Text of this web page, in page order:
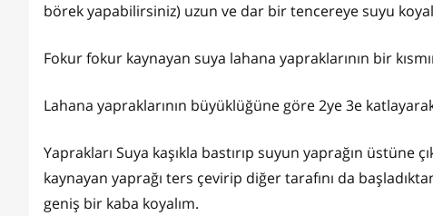
börek yapabilirsiniz) uzun ve dar bir tencereye suyu
Fokur fokur kaynayan suya lahana yapraklarının bir
Lahana yapraklarının büyüklüğüne göre 2ye 3e
Yaprakları Suya kaşıkla bastırıp suyun yaprağın üstüne
kaynayan yaprağı ters çevirip diğer tarafını da
geniş bir kaba koyalım.